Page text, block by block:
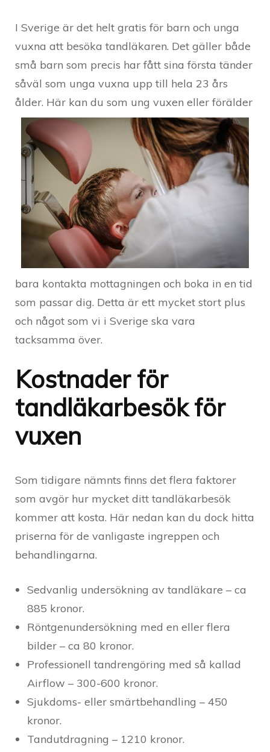
I Sverige är det helt gratis för barn och unga
vuxna att besöka tandläkaren. Det gäller både
små barn som precis har fått sina första tänder
såväl som unga vuxna upp till hela 23 års
ålder. Här kan du som ung vuxen eller förälder
bara kontakta mottagningen och boka in en tid
som passar dig. Detta är ett mycket stort plus
och något som vi i Sverige ska vara
tacksamma över.
Kostnader för
tandläkarbesök för
vuxen
Som tidigare nämnts finns det flera faktorer
som avgör hur mycket ditt tandläkarbesök
kommer att kosta. Här nedan kan du dock hitta
priserna för de vanligaste ingreppen och
behandlingarna.
Sedvanlig undersökning av tandläkare – ca
885 kronor.
Röntgenundersökning med en eller flera
bilder – ca 80 kronor.
Professionell tandrengöring med så kallad
Airflow – 300-600 kronor.
Sjukdoms- eller smärtbehandling – 450
kronor.
Tandutdragning – 1210 kronor.